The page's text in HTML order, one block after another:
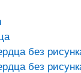
без
без